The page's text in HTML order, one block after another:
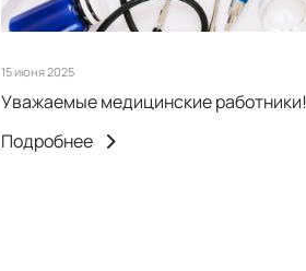
15 июня 2025
Уважаемые медицинские работники!
Подробнее